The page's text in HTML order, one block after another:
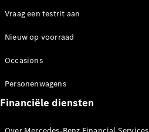
Configurator
Benz Store
Vraag een testrit aan
Nieuw op voorraad
Occasions
Personenwagens
Financiële diensten